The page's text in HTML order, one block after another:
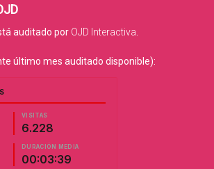
auditado por OJD Interactiva
último mes auditado disponible):